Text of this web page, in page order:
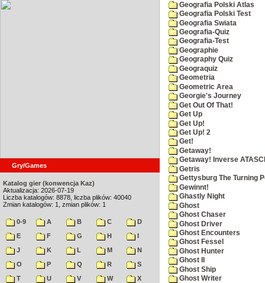
Gry/Games
Katalog gier (konwencja Kaz)
Aktualizacja: 2026-07-19
Liczba katalogów: 8878, liczba plików: 40040
Zmian katalogów: 1, zmian plików: 1
0-9 A B C
D
E
F G H
I
J
K L M
N
O
P Q R
S
T
U V W
X
Geografia Polski Atlas
Geografia Polski Test
Geografia Swiata
Geografia-Quiz
Geografia-Test
Geographie
Geography Quiz
Geograquiz
Geometria
Geometric Area
Georgie's Journey
Get Out Of That!
Get Up
Get Up!
Get Up! 2
Get!
Getaway!
Getaway! Inverse
Getris
Gettysburg The Turning
Gewinnt!
Ghastly Night
Ghost
Ghost Chaser
Ghost Driver
Ghost Encounters
Ghost Fessel
Ghost Hunter
Ghost II
Ghost Ship
Ghost Writer